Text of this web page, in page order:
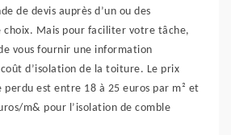
de devis auprès d’un ou des
choix. Mais pour faciliter votre tâche,
vous fournir une information
d’isolation de la toiture. Le prix
perdu est entre 18 à 25 euros par m² et
m& pour l’isolation de comble